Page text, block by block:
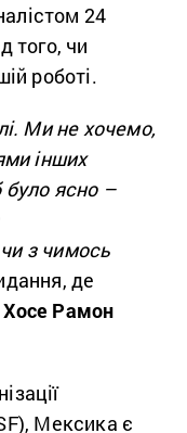
24
того, чи
роботі.
Ми не хочемо,
інших
ясно –
з чимось
де
Хосе Рамон
Мексика є